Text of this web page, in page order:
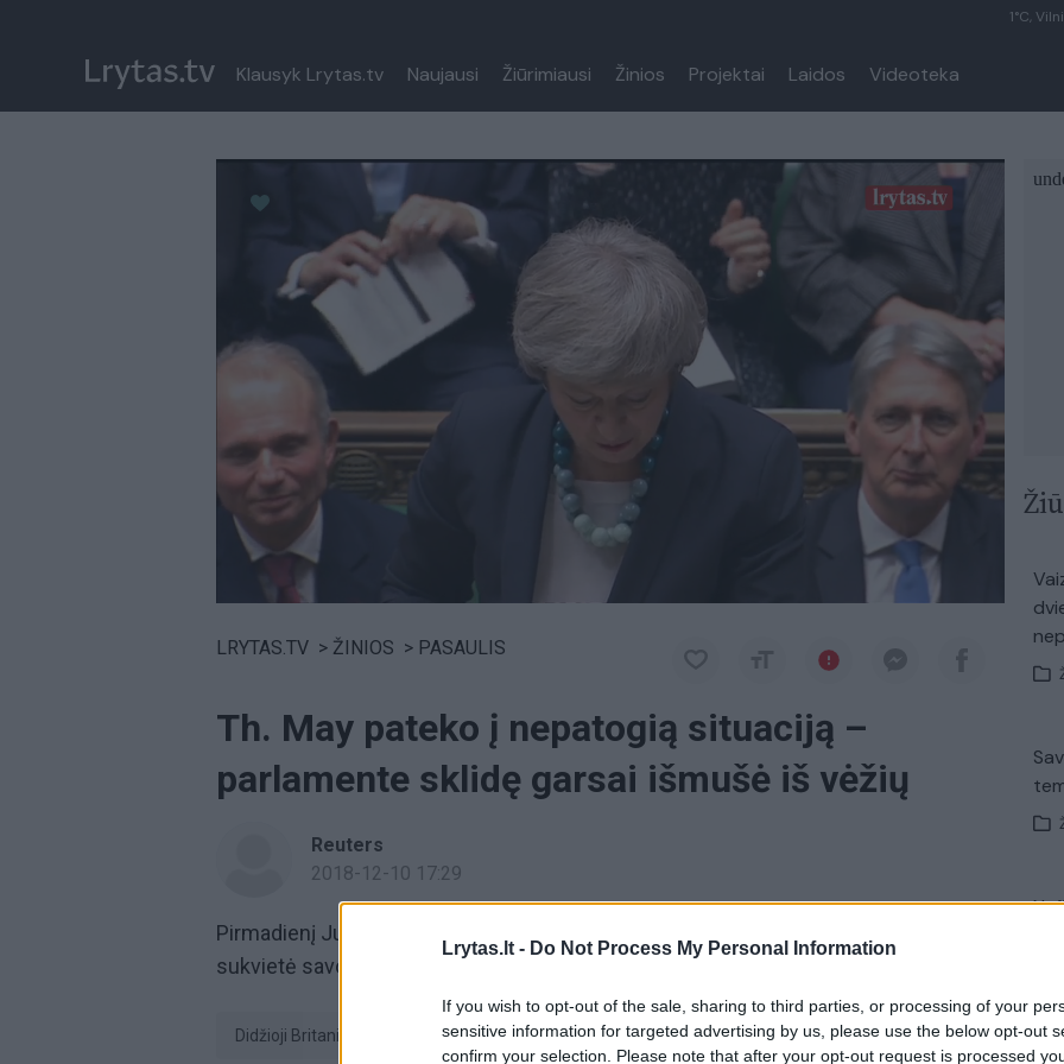
Lrytas.lt - Do Not Process My Personal Information
If you wish to opt-out of the sale, sharing to third parties, or processing of your
sensitive information for targeted advertising by us, please use the below opt-out
confirm your selection. Please note that after your opt-out request is processed
1°C,
Klausyk Lrytas.tv Naujausi Žiūrimiausi Žinios Projektai Laidos Videoteka
LRYTAS.TV > ŽINIOS > PASAULIS
Th. May pateko į nepatogią situaciją –
parlamente sklidę garsai išmušė iš vėžių
Reuters
2018-12-10 17:29
Pirmadienį Jungtinės Karalystės premjerė
sukvietė savo ministrus, su kuriais kalbėjosi apie
„Brexit“
Didžioji Britanija Theresa May Brexit Video tik Lrytas.TV